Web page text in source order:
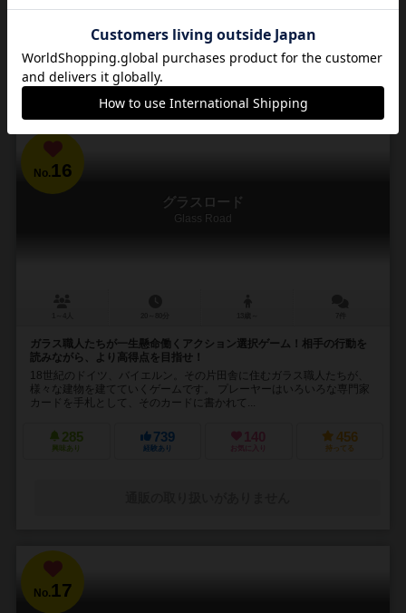
お気に入り
通販の取り扱いがありません
No. 16
グラスロード
Glass Road
ガラス職人たちが一生懸命働くアクション選択ゲーム！相手の行動を
読みながら、より高得点を目指せ！
18世紀のドイツ、バイエルン。その片田舎に住むガラス職人たちが、
様々な建物を建てていくゲームです。 プレーヤーはいろいろな専門家
カードを手札として、そのカードに書かれて...
285
興味あり
739
経験あり
140
お気に入り
456
持ってる
No.17